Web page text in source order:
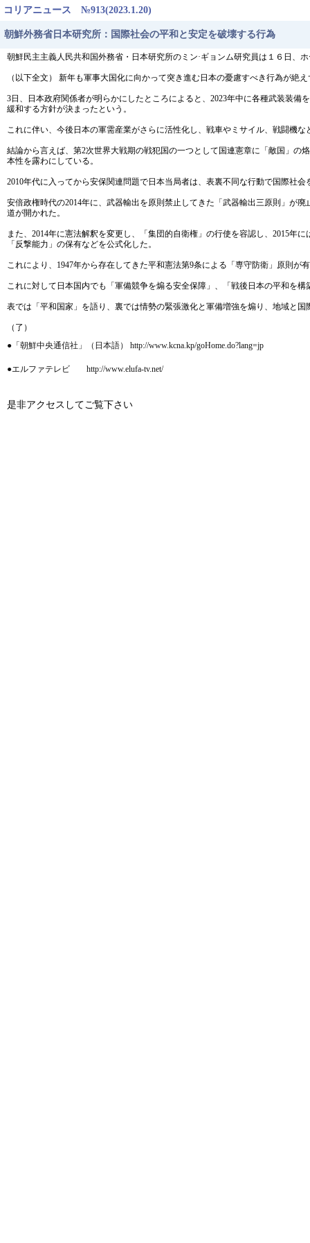
コリアニュース №913(2023.1.20)
朝鮮外務省日本研究所：国際社会の平和と安定を破壊する行為
朝鮮民主主義人民共和国外務省・日本研究所のミン·ギョンム研究員は１６日、
（以下全文） 新年も軍事大国化に向かって突き進む日本の憂慮すべき行為が絶
3日、日本政府関係者が明らかにしたところによると、2023年中に各種武装装
緩和する方針が決まったという。
これに伴い、今後日本の軍需産業がさらに活性化し、戦車やミサイル、戦闘機
結論から言えば、第2次世界大戦期の戦犯国の一つとして国連憲章に「敵国」
本性を露わにしている。
2010年代に入ってから安保関連問題で日本当局者は、表裏不同な行動で国際社会
安倍政権時代の2014年に、武器輸出を原則禁止してきた「武器輸出三原則」が
道が開かれた。
また、2014年に憲法解釈を変更し、「集団的自衛権」の行使を容認し、2015年
「反撃能力」の保有などを公式化した。
これにより、1947年から存在してきた平和憲法第9条による「専守防衛」原則
これに対して日本国内でも「軍備競争を煽る安全保障」、「戦後日本の平和を
表では「平和国家」を語り、裏では情勢の緊張激化と軍備増強を煽り、地域と
（了）
●「朝鮮中央通信社」（日本語） http://www.kcna.kp/goHome.do?lang=jp
●エルファテレビ http://www.elufa-tv.net/
是非アクセスしてご覧下さい